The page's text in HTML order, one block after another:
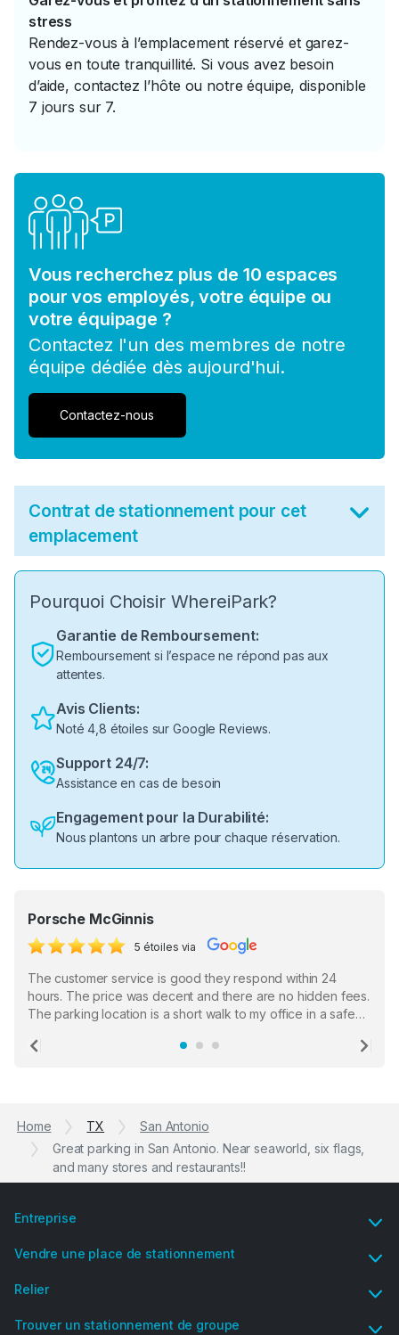
stress
Rendez-vous à l’emplacement réservé et garez-
vous en toute tranquillité. Si vous avez besoin
d’aide, contactez l’hôte ou notre équipe, disponible
7 jours sur 7.
Vous recherchez plus de 10 espaces
pour vos employés, votre équipe ou
votre équipage ?
Contactez l'un des membres de notre
équipe dédiée dès aujourd'hui.
Contactez-nous
Contrat de stationnement pour cet
emplacement
Pourquoi Choisir WhereiPark?
Garantie de Remboursement:
Remboursement si l’espace ne répond pas aux
attentes.
Avis Clients:
Noté 4,8 étoiles sur Google Reviews.
Support 24/7:
Assistance en cas de besoin
Engagement pour la Durabilité:
Nous plantons un arbre pour chaque réservation.
Porsche McGinnis
5 étoiles via
The customer service is good they respond within 24
hours. The price was decent and there are no hidden fees.
The parking location is a short walk to my office in a safe
the staff who serve as a third party in distributing the
Previous
Home TX
San Antonio
Great parking in San Antonio. Near seaworld, six flags,
and many stores and restaurants!!
Entreprise
Vendre une place de stationnement
Relier
Trouver un stationnement de groupe